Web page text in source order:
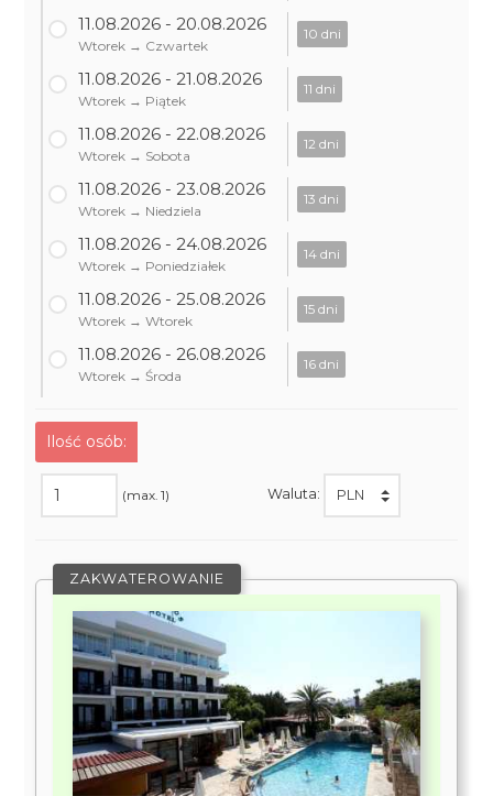
11.08.2026 - 20.08.2026
Wtorek → Czwartek
10 dni
11.08.2026 - 21.08.2026
Wtorek → Piątek
11 dni
11.08.2026 - 22.08.2026
Wtorek → Sobota
12 dni
11.08.2026 - 23.08.2026
Wtorek → Niedziela
13 dni
11.08.2026 - 24.08.2026
Wtorek → Poniedziałek
14 dni
11.08.2026 - 25.08.2026
Wtorek → Wtorek
15 dni
11.08.2026 - 26.08.2026
Wtorek → Środa
16 dni
Ilość osób:
(max. 1) Waluta:
ZAKWATEROWANIE